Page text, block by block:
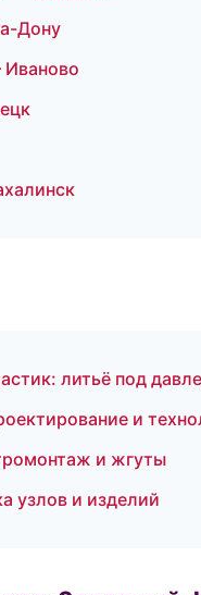
Дону
литьё под
и
и жгуты
узлов и изделий